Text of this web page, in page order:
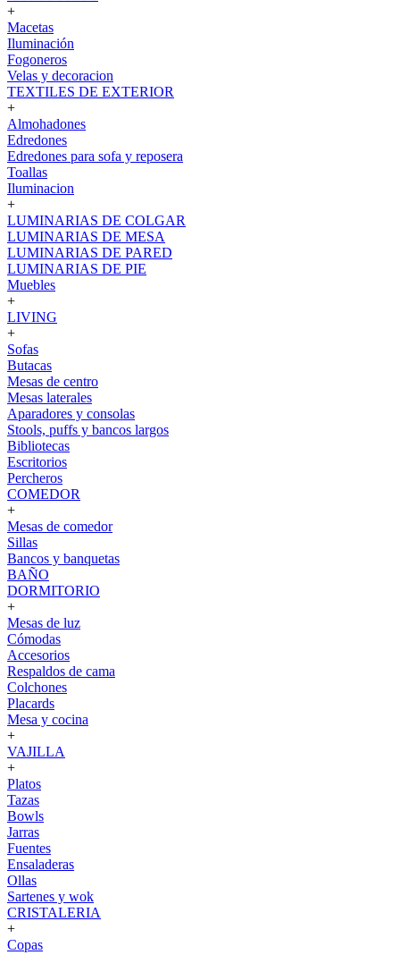
+
Macetas
Iluminación
Fogoneros
Velas y decoracion
TEXTILES DE EXTERIOR
+
Almohadones
Edredones
Edredones para sofa y reposera
Toallas
Iluminacion
+
LUMINARIAS DE COLGAR
LUMINARIAS DE MESA
LUMINARIAS DE PARED
LUMINARIAS DE PIE
Muebles
+
LIVING
+
Sofas
Butacas
Mesas de centro
Mesas laterales
Aparadores y consolas
Stools, puffs y bancos largos
Bibliotecas
Escritorios
Percheros
COMEDOR
+
Mesas de comedor
Sillas
Bancos y banquetas
BAÑO
DORMITORIO
+
Mesas de luz
Cómodas
Accesorios
Respaldos de cama
Colchones
Placards
Mesa y cocina
+
VAJILLA
+
Platos
Tazas
Bowls
Jarras
Fuentes
Ensaladeras
Ollas
Sartenes y wok
CRISTALERIA
+
Copas